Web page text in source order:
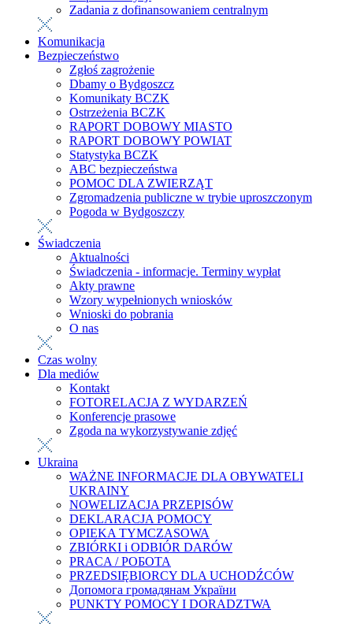
Zadania z dofinansowaniem centralnym
Komunikacja
Bezpieczeństwo
Zgłoś zagrożenie
Dbamy o Bydgoszcz
Komunikaty BCZK
Ostrzeżenia BCZK
RAPORT DOBOWY MIASTO
RAPORT DOBOWY POWIAT
Statystyka BCZK
ABC bezpieczeństwa
POMOC DLA ZWIERZĄT
Zgromadzenia publiczne w trybie uproszczonym
Pogoda w Bydgoszczy
Świadczenia
Aktualności
Świadczenia - informacje. Terminy wypłat
Akty prawne
Wzory wypełnionych wniosków
Wnioski do pobrania
O nas
Czas wolny
Dla mediów
Kontakt
FOTORELACJA Z WYDARZEŃ
Konferencje prasowe
Zgoda na wykorzystywanie zdjęć
Ukraina
WAŻNE INFORMACJE DLA OBYWATELI
UKRAINY
NOWELIZACJA PRZEPISÓW
DEKLARACJA POMOCY
OPIEKA TYMCZASOWA
ZBIÓRKI i ODBIÓR DARÓW
PRACA / РОБОТА
PRZEDSIĘBIORCY DLA UCHODŹCÓW
Допомога громадянам України
PUNKTY POMOCY I DORADZTWA